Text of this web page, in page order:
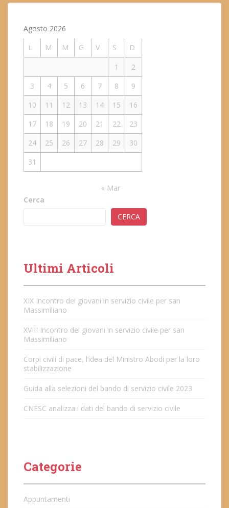
Agosto 2026
L
M M G V S
D
1
2
3
4 5 6 7 8
9
10
11 12 13 14 15
16
17
18 19 20 21 22
23
24
25 26 27 28 29
30
31
« Mar
Cerca
CERCA
Ultimi Articoli
XIX Incontro dei giovani in servizio civile per san
Massimiliano
XVIII Incontro dei giovani in servizio civile per san
Massimiliano
Corpi civili di pace, l’idea del Ministro Abodi per la loro
stabilizzazione
Guida alla selezioni del bando di servizio civile 2023
CNESC analizza i dati del bando di servizio civile
Categorie
Appuntamenti